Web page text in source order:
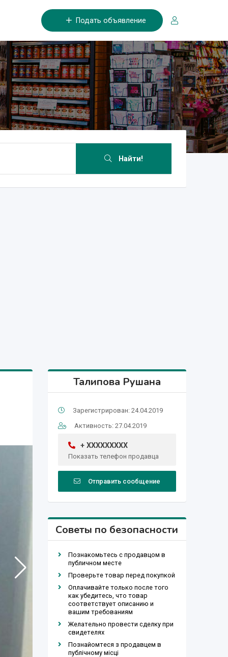
Подать объявление
Найти!
Талипова Рушана
Зарегистрирован: 24.04.2019
Активность: 27.04.2019
+ XXXXXXXXX
Показать телефон продавца
Отправить сообщение
Советы по безопасности
Познакомьтесь с продавцом в
публичном месте
Проверьте товар перед покупкой
Оплачивайте только после того
как убедитесь, что товар
соответствует описанию и
вашим требованиям
Желательно провести сделку при
свидетелях
Познайомтеся з продавцем в
публічному місці